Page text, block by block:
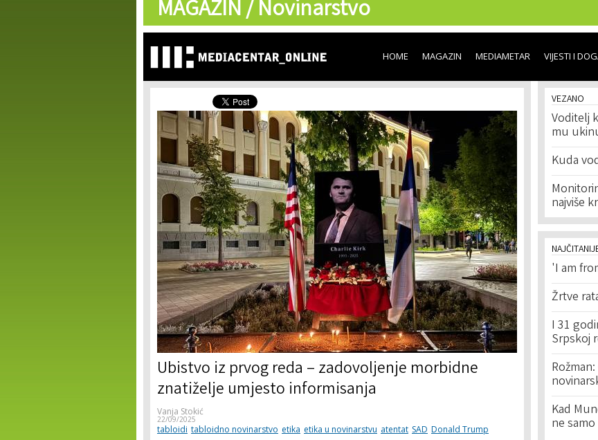
content
MAGAZIN /Novinarstvo
HOME MAGAZIN MEDIAMETAR VIJESTI I
Ubistvo iz prvog reda – zadovoljenje morbidne
znatiželje umjesto informisanja
Vanja Stokić
22/09/2025
tabloidi tabloidno novinarstvo etika etika u novinarstvu atentat SAD Donald Trump
VEZANO
Voditelj
mu
Kuda
najviše
'I am
Žrtve
I 31
Srpskoj
Kad
ne